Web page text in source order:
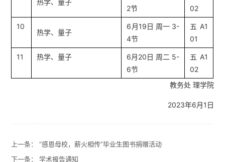
热学、量子
2节
02
10
热学、量子
6月19日 周一 3-
4节
五A1
01
11 热学、量子
6月20日 周二 5-
6节
五A1
02
教务处 理学院
2023年6月1日
上一条：“感恩母校，薪火相传”毕业生图书捐赠活动
下一条：学术报告通知